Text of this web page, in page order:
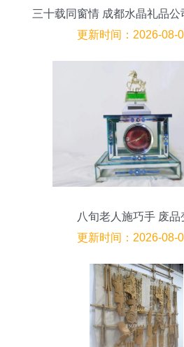
三十载同窗情 成都水晶礼品
品采购
更新时间：2026-08-
八旬老人施巧手 废品
更新时间：2026-08-